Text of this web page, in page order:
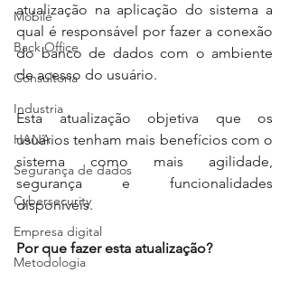
Mobile
Back Office
Consultoria
Industria
HANA
Segurança de dados
Cybersecurity
Empresa digital
Metodologia
atualização na aplicação do sistema a
qual é responsável por fazer a conexão
do banco de dados com o ambiente
de acesso do usuário.
Esta atualização objetiva que os
usuários tenham mais benefícios com o
sistema como mais agilidade,
segurança e funcionalidades
disponíveis.
Por que fazer esta atualização?